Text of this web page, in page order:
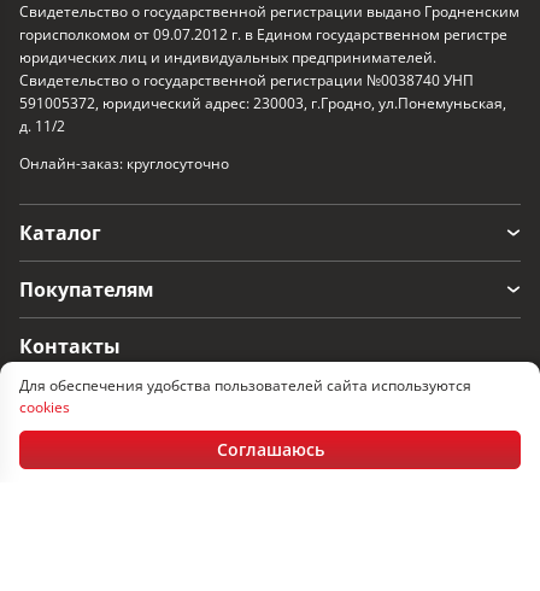
Для обеспечения удобства пользователей сайта используются
cookies
Соглашаюсь
Свидетельство о государственной регистрации выдано Гродненским
горисполкомом от 09.07.2012 г. в Едином государственном регистре
юридических лиц и индивидуальных предпринимателей.
Свидетельство о государственной регистрации №0038740 УНП
591005372, юридический адрес: 230003, г.Гродно, ул.Понемуньская,
д. 11/2
Онлайн-заказ: круглосуточно
Каталог
Покупателям
Контакты
г. Гродно, ул. Понемуньская 11/2
Пн-Пт: 08:30 - 17.30, Сб-Вс: выходные
+375 152 60-33-17